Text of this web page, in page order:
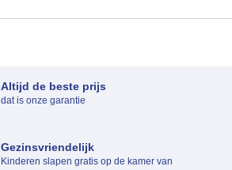
Altijd de beste prijs
dat is onze garantie
Gezinsvriendelijk
Kinderen slapen gratis op de kamer van